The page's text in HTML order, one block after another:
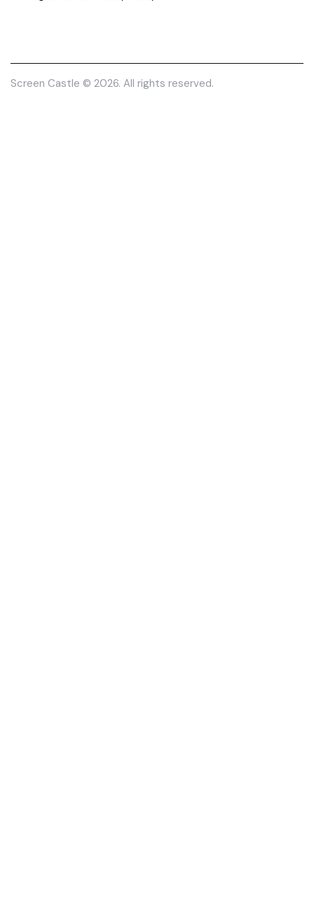
Screen Castle © 2026. All rights reserved.